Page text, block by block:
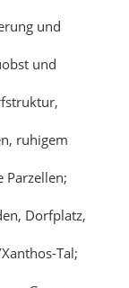
und
und
ruhigem
Parzellen;
Dorfplatz,
Tal;